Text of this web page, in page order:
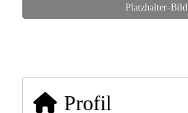
Platzhalter-Bild
Profil